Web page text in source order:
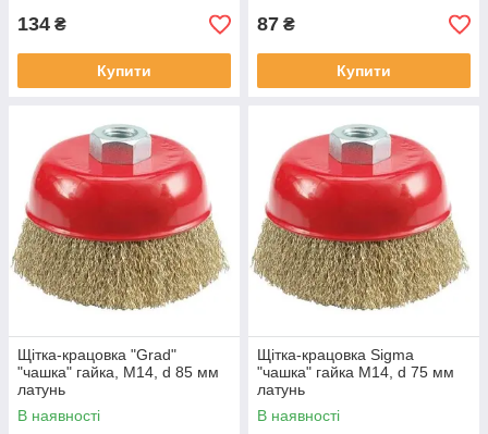
134 ₴
Купити
87 ₴
Купити
Щітка-крацовка "Grad"
"чашка" гайка, М14, d 85 мм
латунь
В наявності
Щітка-крацовка Sigma
"чашка" гайка М14, d 75 мм
латунь
В наявності